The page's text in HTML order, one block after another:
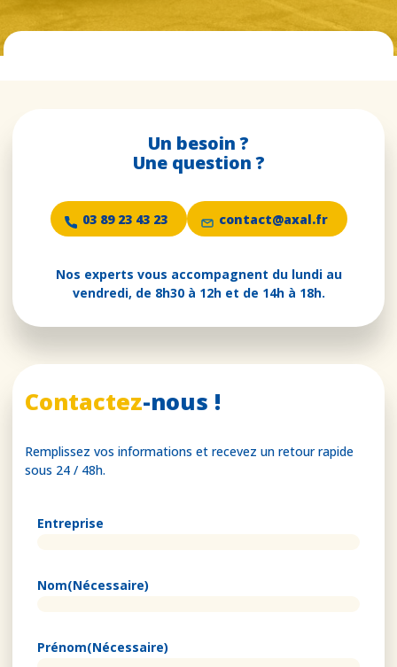
Un besoin ?
Une question ?
03 89 23 43 23 contact@axal.fr
Nos experts vous accompagnent du lundi au
vendredi, de 8h30 à 12h et de 14h à 18h.
Contactez-nous !
Remplissez vos informations et recevez un retour rapide
sous 24 / 48h.
Entreprise
Nom(Nécessaire)
Prénom(Nécessaire)